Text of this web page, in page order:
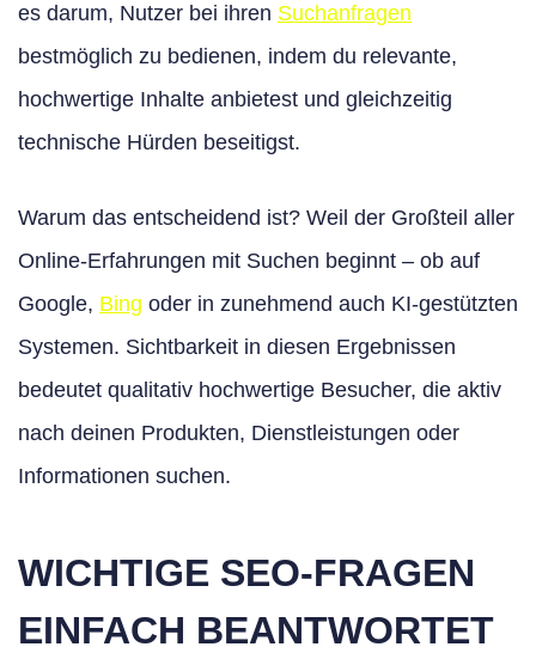
es darum, Nutzer bei ihren Suchanfragen
bestmöglich zu bedienen, indem du relevante,
hochwertige Inhalte anbietest und gleichzeitig
technische Hürden beseitigst.
Warum das entscheidend ist? Weil der Großteil aller
Online-Erfahrungen mit Suchen beginnt – ob auf
Google, Bing oder in zunehmend auch KI-gestützten
Systemen. Sichtbarkeit in diesen Ergebnissen
bedeutet qualitativ hochwertige Besucher, die aktiv
nach deinen Produkten, Dienstleistungen oder
Informationen suchen.
WICHTIGE SEO-FRAGEN
EINFACH BEANTWORTET